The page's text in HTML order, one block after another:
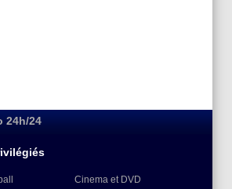
24h/24
Cinema et DVD